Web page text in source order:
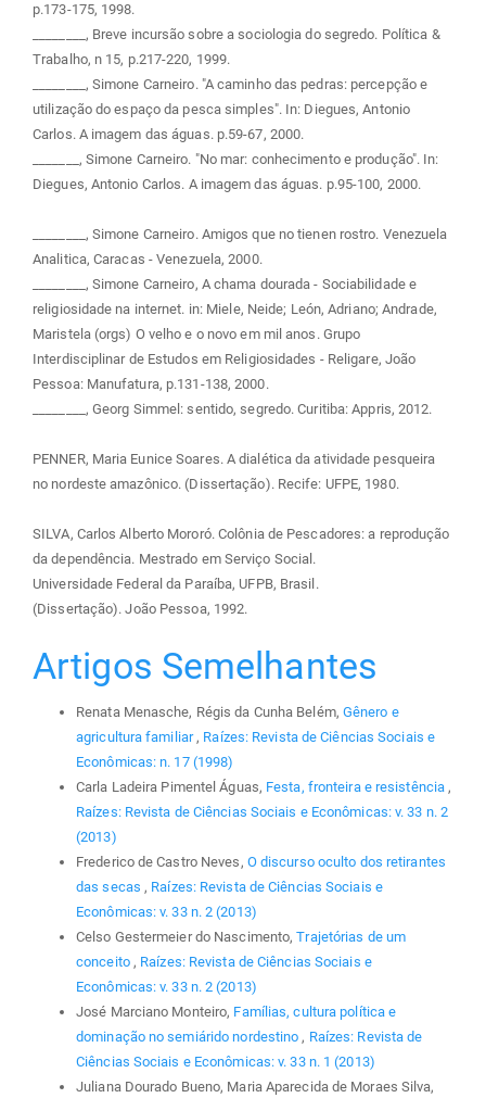
p.173-175, 1998.
________, Breve incursão sobre a sociologia do segredo. Política &
Trabalho, n 15, p.217-220, 1999.
________, Simone Carneiro. "A caminho das pedras: percepção e
utilização do espaço da pesca simples". In: Diegues, Antonio
Carlos. A imagem das águas. p.59-67, 2000.
_______, Simone Carneiro. "No mar: conhecimento e produção". In:
Diegues, Antonio Carlos. A imagem das águas. p.95-100, 2000.
________, Simone Carneiro. Amigos que no tienen rostro. Venezuela
Analitica, Caracas - Venezuela, 2000.
________, Simone Carneiro, A chama dourada - Sociabilidade e
religiosidade na internet. in: Miele, Neide; León, Adriano; Andrade,
Maristela (orgs) O velho e o novo em mil anos. Grupo
Interdisciplinar de Estudos em Religiosidades - Religare, João
Pessoa: Manufatura, p.131-138, 2000.
________, Georg Simmel: sentido, segredo. Curitiba: Appris, 2012.
PENNER, Maria Eunice Soares. A dialética da atividade pesqueira
no nordeste amazônico. (Dissertação). Recife: UFPE, 1980.
SILVA, Carlos Alberto Mororó. Colônia de Pescadores: a reprodução
da dependência. Mestrado em Serviço Social.
Universidade Federal da Paraíba, UFPB, Brasil.
(Dissertação). João Pessoa, 1992.
Artigos Semelhantes
Renata Menasche, Régis da Cunha Belém, Gênero e
agricultura familiar , Raízes: Revista de Ciências Sociais e
Econômicas: n. 17 (1998)
Carla Ladeira Pimentel Águas, Festa, fronteira e resistência ,
Raízes: Revista de Ciências Sociais e Econômicas: v. 33 n. 2
(2013)
Frederico de Castro Neves, O discurso oculto dos retirantes
das secas , Raízes: Revista de Ciências Sociais e
Econômicas: v. 33 n. 2 (2013)
Celso Gestermeier do Nascimento,Trajetórias de um
conceito , Raízes: Revista de Ciências Sociais e
Econômicas: v. 33 n. 2 (2013)
José Marciano Monteiro, Famílias, cultura política e
dominação no semiárido nordestino , Raízes: Revista de
Ciências Sociais e Econômicas: v. 33 n. 1 (2013)
Juliana Dourado Bueno, Maria Aparecida de Moraes Silva,